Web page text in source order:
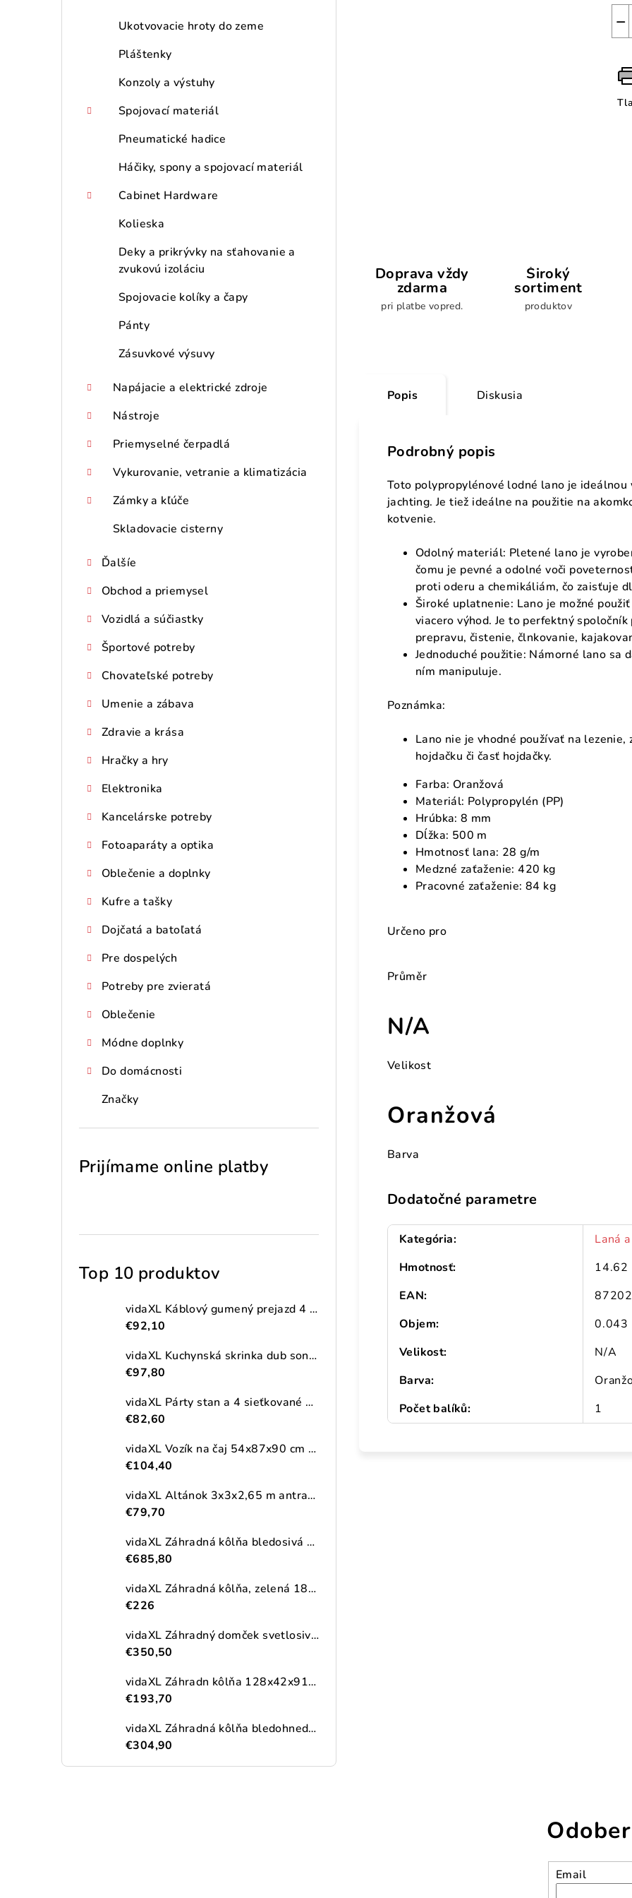
Ukotvovacie hroty do zeme
Pláštenky
Konzoly a výstuhy
Spojovací materiál
Pneumatické hadice
Háčiky, spony a spojovací materiál
Cabinet Hardware
Kolieska
Deky a prikrývky na sťahovanie a
zvukovú izoláciu
Spojovacie kolíky a čapy
Pánty
Zásuvkové výsuvy
Napájacie a elektrické zdroje
Nástroje
Priemyselné čerpadlá
Vykurovanie, vetranie a klimatizácia
Zámky a kľúče
Skladovacie cisterny
Ďalšíe
Obchod a priemysel
Vozidlá a súčiastky
Športové potreby
Chovateľské potreby
Umenie a zábava
Zdravie a krása
Hračky a hry
Elektronika
Kancelárske potreby
Fotoaparáty a optika
Oblečenie a doplnky
Kufre a tašky
Dojčatá a batoľatá
Pre dospelých
Potreby pre zvieratá
Oblečenie
Módne doplnky
Do domácnosti
Značky
Prijímame online platby
Top 10 produktov
vidaXL Káblový gumený prejazd 4 ks 2-kanálový 101,5 cm
€92,10
vidaXL Kuchynská skrinka dub sonoma 38x41,5x131,5 cm kompozitné drevo
€97,80
vidaXL Párty stan a 4 sieťkované bočné steny antracitový 2,5x2,5m HDPE
€82,60
vidaXL Vozík na čaj 54x87x90 cm masívna akácia
€104,40
vidaXL Altánok 3x3x2,65 m antracitový 180 g/m²
€79,70
vidaXL Záhradná kôlňa bledosivá 192x523x223 cm pozinkovaná oceľ
€685,80
vidaXL Záhradná kôlňa, zelená 180,5x97x209,5 cm, pozinkovaná oceľ
€226
vidaXL Záhradný domček svetlosivý 191x215x198 cm pozinkovaná oceľ
€350,50
vidaXL Záhradn kôlňa 128x42x91 cm, drevo
€193,70
vidaXL Záhradná kôlňa bledohnedá 192x191x223 cm pozinkovaná oceľ
€304,90
−
Doprava vždy
zdarma
pri platbe vopred.
Široký
sortiment
produktov
Popis Diskusia
Podrobný popis
Toto polypropylénové lodné lano je
jachting. Je tiež ideálne na použitie na
kotvenie.
Odolný materiál: Pletené lano je
čomu je pevné a odolné voči
proti oderu a chemikáliám, čo zaisťuje
Široké uplatnenie: Lano je možné
viacero výhod. Je to perfektný
prepravu, čistenie, člnkovanie,
Jednoduché použitie: Námorné lano sa
ním manipuluje.
Poznámka:
Lano nie je vhodné používať na
hojdačku či časť hojdačky.
Farba: Oranžová
Materiál: Polypropylén (PP)
Hrúbka: 8 mm
Dĺžka: 500 m
Hmotnosť lana: 28 g/m
Medzné zaťaženie: 420 kg
Pracovné zaťaženie: 84 kg
Určeno pro
Průměr
N/A
Velikost
Oranžová
Barva
Dodatočné parametre
Kategória:
Laná
Hmotnosť:
14.62
EAN:
Objem:
0.043
Velikost:
N/A
Barva:
Počet balíků: 1
Email